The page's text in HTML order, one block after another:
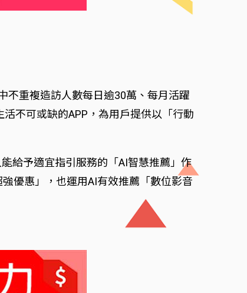
不重複造訪人數每日逾30萬、每月活躍
不可或缺的APP，為用戶提供以「行動
給予適宜指引服務的「AI智慧推薦」作
優惠」，也運用AI有效推薦「數位影音